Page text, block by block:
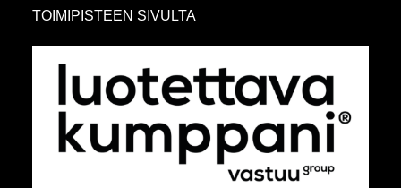
TOIMIPISTEEN SIVULTA